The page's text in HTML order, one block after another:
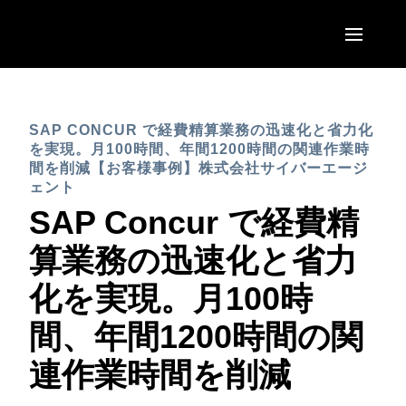
United States (English)
Canada (English)
Canada (Français)
México (Español)
Brasil (Português)
EUROPE
France (Français)
Deutschland (Deutsch)
Italia (Italiano)
Nederlands (English)
Sweden (English)
Australia (English)
India (English)
日本（日本語)
Singapore (English)
SAP CONCUR で経費精算業務の迅速化と省力化
を実現。月100時間、年間1200時間の関連作業時
間を削減【お客様事例】株式会社サイバーエージ
ェント
SAP Concur で経費精
算業務の迅速化と省力
化を実現。月100時
間、年間1200時間の関
連作業時間を削減